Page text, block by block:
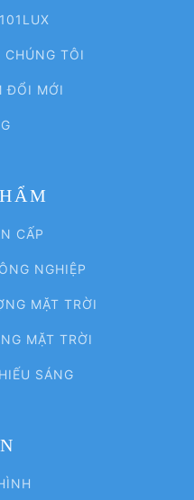
CHÚNG TÔI
ĐỔI MỚI
CẤP
NGHIỆP
MẶT TRỜI
MẶT TRỜI
SÁNG